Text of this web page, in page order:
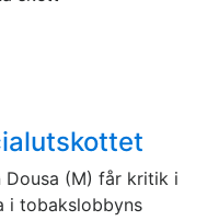
Dousa (M) får kritik i
i tobakslobbyns